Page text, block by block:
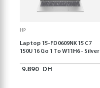
HP
Laptop 15-FD0609NK 15 C7
150U 16 Go 1 To W11H6 - Silver
9.890 DH